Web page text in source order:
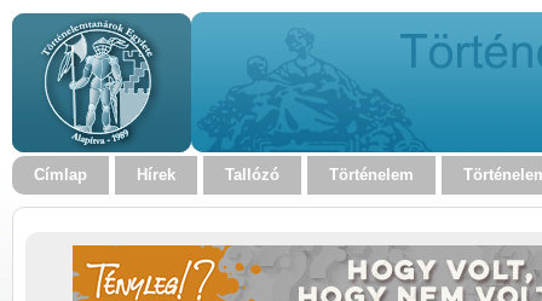
Címlap Hírek Tallózó Történelem